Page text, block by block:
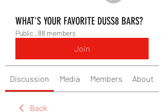
WHAT'S YOUR FAVORITE DUSS8 BARS?
Public · 88 members
Join
Discussion Media Members About
Back